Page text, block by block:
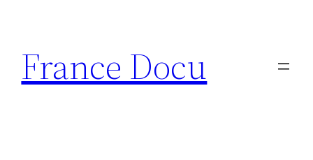
contenu
France Docu